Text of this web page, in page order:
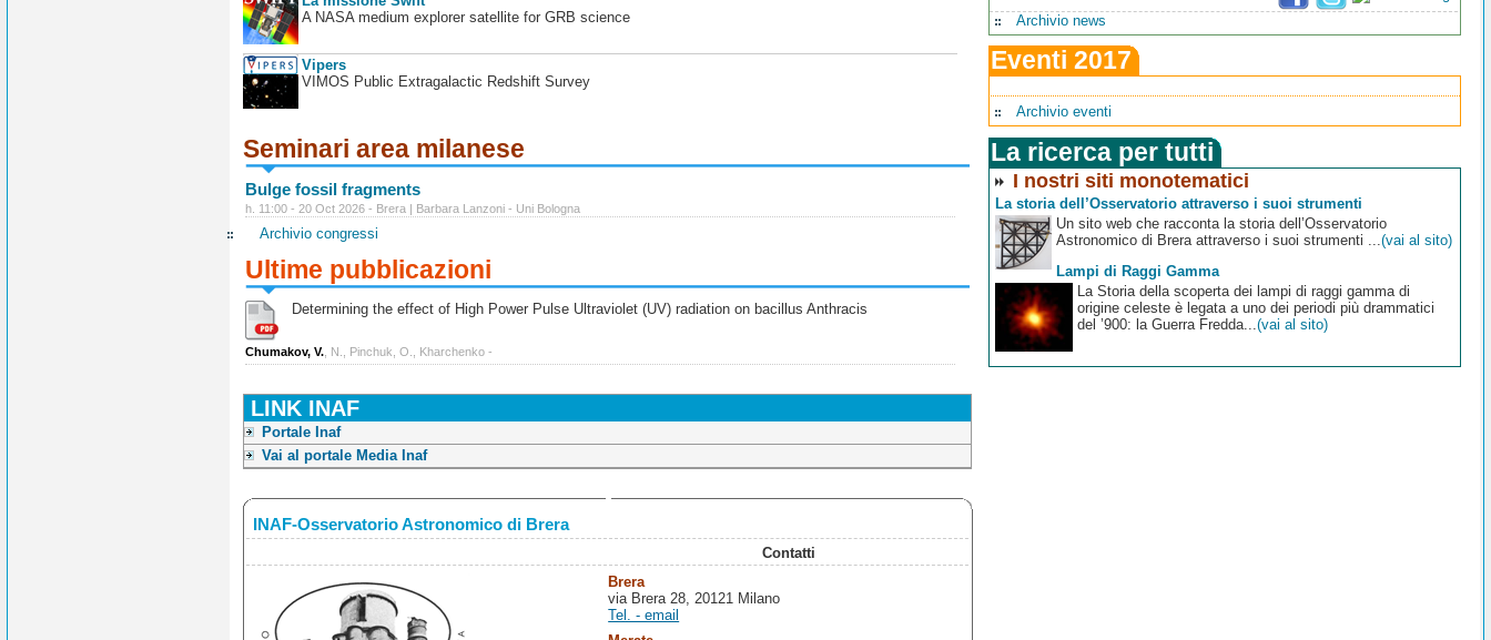
A NASA medium explorer satellite for GRB science
Vipers
VIMOS Public Extragalactic Redshift Survey
Seminari area milanese
Bulge fossil fragments
h. 11:00 - 20 Oct 2026 - Brera | Barbara Lanzoni - Uni Bologna
Archivio congressi
Ultime pubblicazioni
Determining the effect of High Power Pulse Ultraviolet (UV) radiation on bacillus Anthracis
Chumakov, V. , N., Pinchuk, O., Kharchenko -
LINK INAF
Portale Inaf
Vai al portale Media Inaf
INAF-Osservatorio Astronomico di Brera
Contatti
Brera
via Brera 28, 20121 Milano
Tel. - email
Archivio news
Eventi 2017
Archivio eventi
La ricerca per tutti
I nostri siti monotematici
La storia dell’Osservatorio attraverso i suoi strumenti
Un sito web che racconta la storia dell’Osservatorio
Astronomico di Brera attraverso i suoi strumenti ...(vai al sito)
Lampi di Raggi Gamma
La Storia della scoperta dei lampi di raggi gamma di
origine celeste è legata a uno dei periodi più drammatici
del ’900: la Guerra Fredda... (vai al sito)